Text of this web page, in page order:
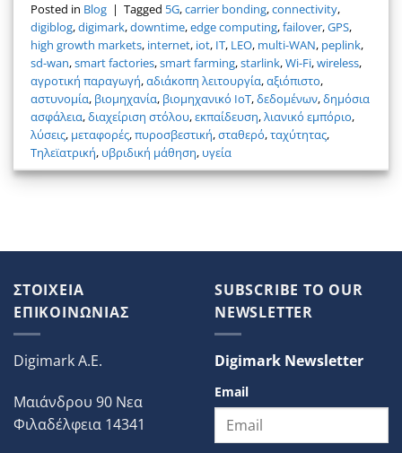
Posted in Blog | Tagged 5G,carrier bonding,connectivity,
digiblog,digimark,downtime,edge computing,failover,GPS,
high growth markets, internet, iot, IT, LEO, multi-WAN, peplink,
sd-wan,smart factories,smart farming,starlink,Wi-Fi,wireless,
αγροτική παραγωγή,αδιάκοπη λειτουργία,αξιόπιστο,
αστυνομία, βιομηχανία, βιομηχανικό ΙοΤ,δεδομένων,δημόσια
ασφάλεια,διαχείριση στόλου,εκπαίδευση,λιανικό εμπόριο,
λύσεις, μεταφορές,πυροσβεστική,σταθερό,ταχύτητας,
Τηλεϊατρική, υβριδική μάθηση, υγεία
ΣΤΟΙΧΕΙΑ
ΕΠΙΚΟΙΝΩΝΙΑΣ
Digimark A.E.
Μαιάνδρου 90 Νεα
Φιλαδέλφεια 14341
SUBSCRIBE TO OUR
NEWSLETTER
Digimark Newsletter
Email